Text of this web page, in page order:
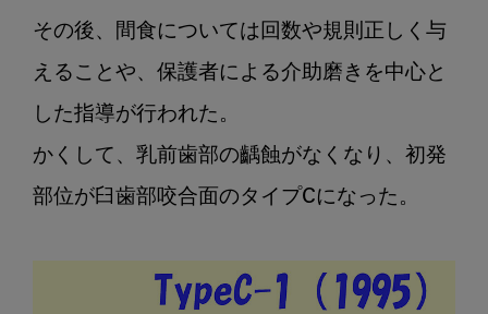
その後、間食については回数や規則正しく与
えることや、保護者による介助磨きを中心と
した指導が行われた。
かくして、乳前歯部の齲蝕がなくなり、初発
部位が臼歯部咬合面のタイプCになった。